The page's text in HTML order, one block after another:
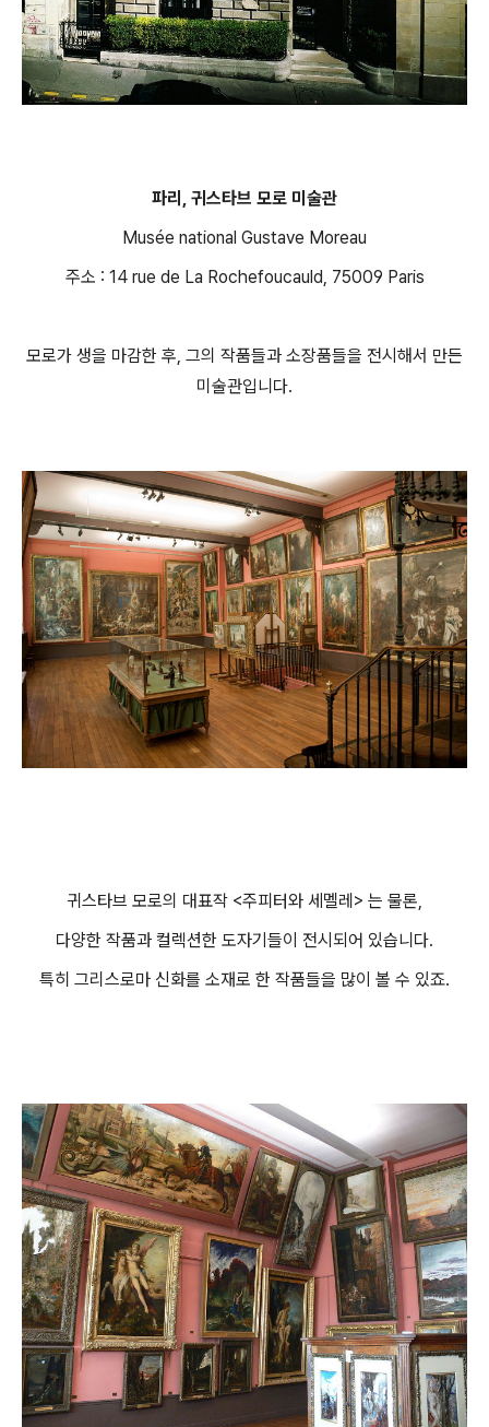
파리, 귀스타브 모로 미술관
Musée national Gustave Moreau
주소 : 14 rue de La Rochefoucauld, 75009 Paris
모로가 생을 마감한 후, 그의 작품들과 소장품들을 전시해서 만든
미술관입니다.
귀스타브 모로의 대표작 <주피터와 세멜레> 는 물론,
다양한 작품과 컬렉션한 도자기들이 전시되어 있습니다.
특히 그리스로마 신화를 소재로 한 작품들을 많이 볼 수 있죠.